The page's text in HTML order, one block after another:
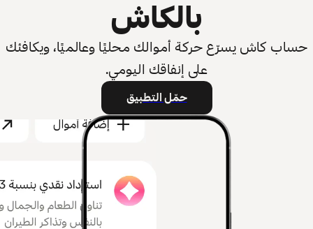
بالكاش
حساب كاش يسرّع حركة أموالك محليًا وعالميًا، ويكافئك
على إنفاقك اليومي.
حمّل التطبيق